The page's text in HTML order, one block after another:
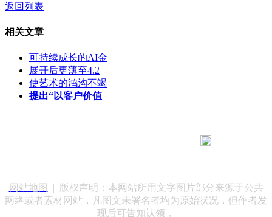
返回列表
相关文章
可持续成长的AI金
展开后更薄至4.2
使艺术的鸿沟不竭
提出“以客户价值
网站地图
| 版权声明：本网站所用文字图片部分来源于公共
网络或者素材网站，凡图文未署名者均为原始状况，但作者发
现后可告知认领，